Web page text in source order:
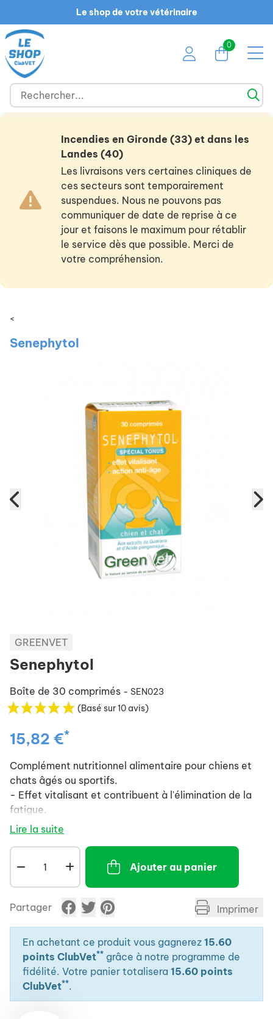
Le shop de votre vétérinaire
0
Incendies en Gironde (33) et dans les
Landes (40)
Les livraisons vers certaines cliniques de
ces secteurs sont temporairement
suspendues. Nous ne pouvons pas
communiquer de date de reprise à ce
jour et faisons le maximum pour rétablir
le service dès que possible. Merci de
votre compréhension.
<
Senephytol
GREENVET
Senephytol
Boîte de 30 comprimés - SEN023
(Basé sur 10 avis)
15,82 €*
Complément nutritionnel alimentaire pour chiens et
chats âgés ou sportifs.
- Effet vitalisant et contribuent à l'élimination de la
fatigue.
- Action anti-âge, renforce l'immunité.
Lire la suite
Ajouter au panier
Partager Imprimer
En achetant ce produit vous gagnerez 15.60
points ClubVet** grâce à notre programme de
fidélité. Votre panier totalisera 15.60 points
ClubVet**.